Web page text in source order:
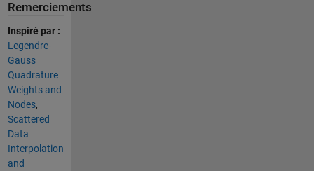
Remerciements
Inspiré par :
Legendre-
Gauss
Quadrature
Weights and
Nodes,
Scattered
Data
Interpolation
and